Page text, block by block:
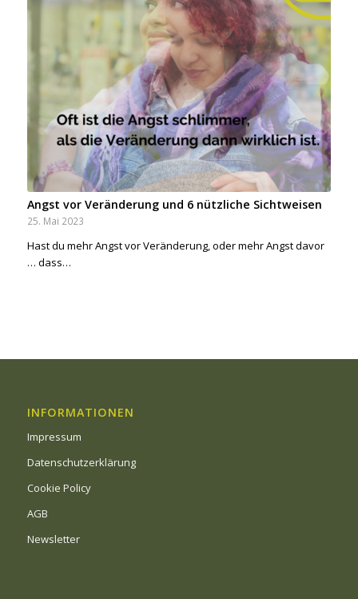
Angst vor Veränderung und 6 nützliche Sichtweisen
25. Mai 2023
Hast du mehr Angst vor Veränderung, oder mehr Angst davor
… dass…
INFORMATIONEN
Impressum
Datenschutzerklärung
Cookie Policy
AGB
Newsletter